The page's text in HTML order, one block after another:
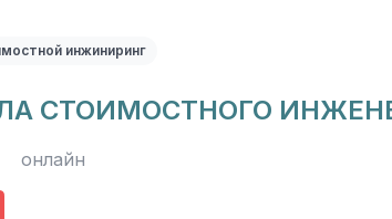
инжиниринг
СТОИМОСТНОГО
онлайн